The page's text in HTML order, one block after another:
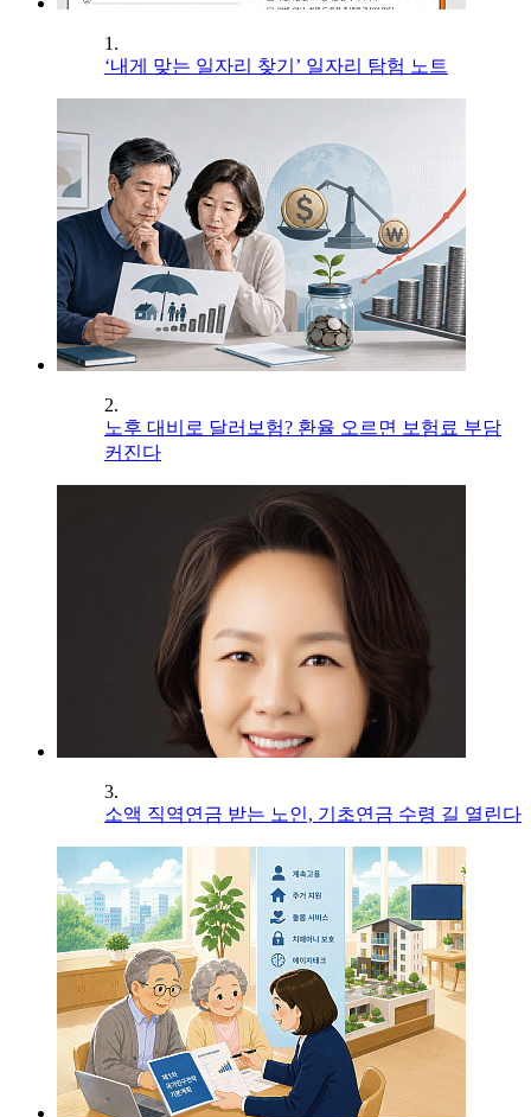
1.
‘내게 맞는 일자리 찾기’ 일자리 탐험 노트
2.
노후 대비로 달러보험? 환율 오르면 보험료 부담
커진다
3.
소액 직역연금 받는 노인, 기초연금 수령 길 열린다